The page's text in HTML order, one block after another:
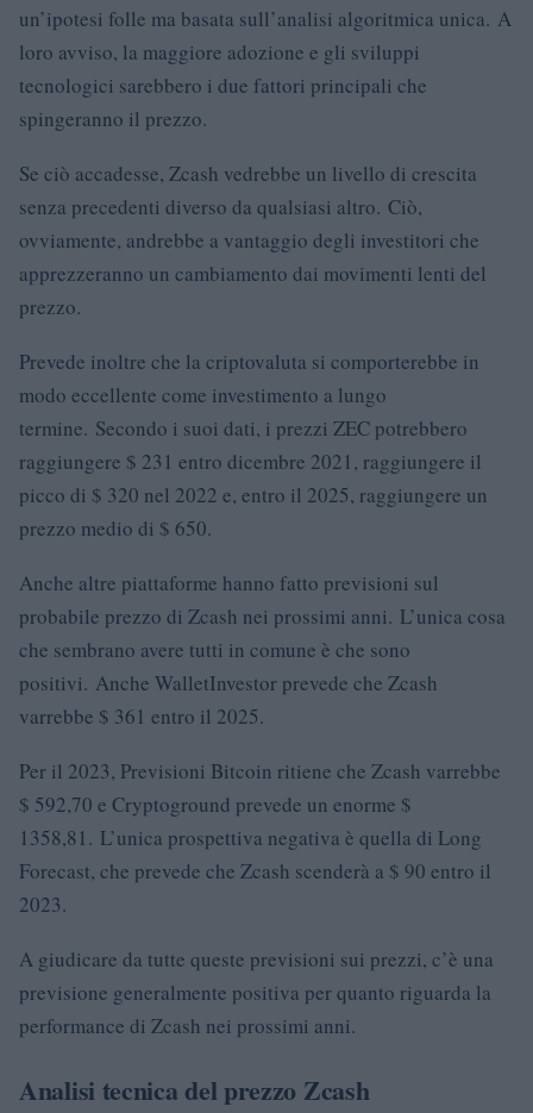
un’ipotesi folle ma basata sull’analisi algoritmica unica. A
loro avviso, la maggiore adozione e gli sviluppi
tecnologici sarebbero i due fattori principali che
spingeranno il prezzo.
Se ciò accadesse, Zcash vedrebbe un livello di crescita
senza precedenti diverso da qualsiasi altro. Ciò,
ovviamente, andrebbe a vantaggio degli investitori che
apprezzeranno un cambiamento dai movimenti lenti del
prezzo.
Prevede inoltre che la criptovaluta si comporterebbe in
modo eccellente come investimento a lungo
termine. Secondo i suoi dati, i prezzi ZEC potrebbero
raggiungere $ 231 entro dicembre 2021, raggiungere il
picco di $ 320 nel 2022 e, entro il 2025, raggiungere un
prezzo medio di $ 650.
Anche altre piattaforme hanno fatto previsioni sul
probabile prezzo di Zcash nei prossimi anni. L’unica cosa
che sembrano avere tutti in comune è che sono
positivi. Anche WalletInvestor prevede che Zcash
varrebbe $ 361 entro il 2025.
Per il 2023, Previsioni Bitcoin ritiene che Zcash varrebbe
$ 592,70 e Cryptoground prevede un enorme $
1358,81. L’unica prospettiva negativa è quella di Long
Forecast, che prevede che Zcash scenderà a $ 90 entro il
2023.
A giudicare da tutte queste previsioni sui prezzi, c’è una
previsione generalmente positiva per quanto riguarda la
performance di Zcash nei prossimi anni.
Analisi tecnica del prezzo Zcash